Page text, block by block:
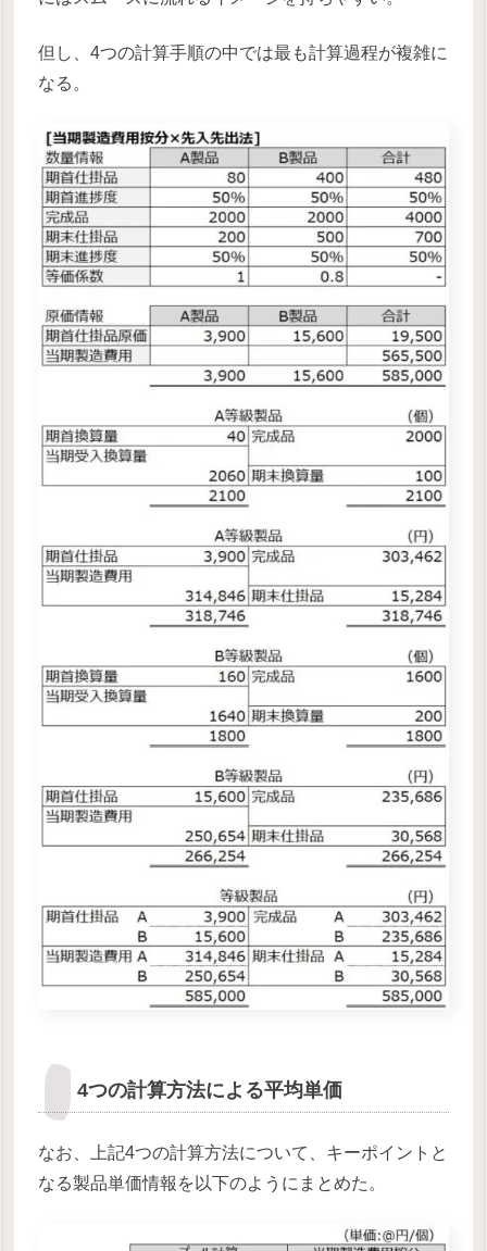
但し、4つの計算手順の中では最も計算過程が複雑に
なる。
4つの計算方法による平均単価
なお、上記4つの計算方法について、キーポイントと
なる製品単価情報を以下のようにまとめた。